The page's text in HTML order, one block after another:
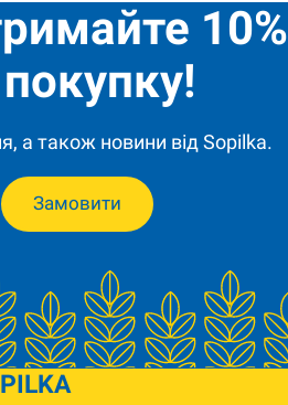
10%
а також новини від Sopilka.
Замовити